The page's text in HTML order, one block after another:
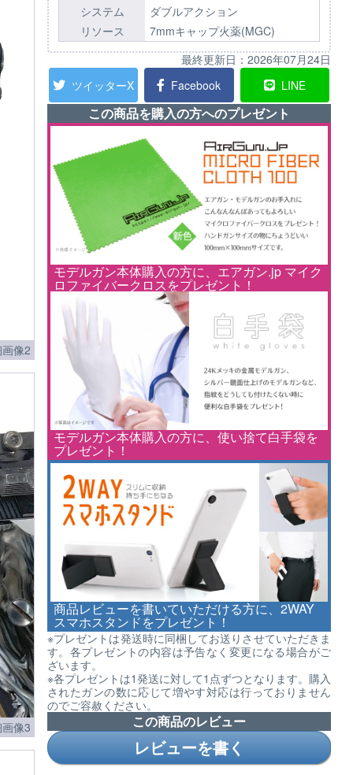
システム
ダブルアクション
リソース
7mmキャップ火薬(MGC)
最終更新日： 2026年07月24日
ツイッターX
Facebook LINE
この商品を購入の方へのプレゼント
モデルガン本体購入の方に、エアガン.jp マイク
ロファイバークロスをプレゼント！
モデルガン本体購入の方に、使い捨て白手袋を
プレゼント！
商品レビューを書いていただける方に、2WAY
スマホスタンドをプレゼント！
※プレゼントは発送時に同梱してお送りさせていただきま
す。各プレゼントの内容は予告なく変更になる場合がご
ざいます。
※各プレゼントは1発送に対して1点ずつとなります。購入
されたガンの数に応じて増やす対応は行っておりません
のでご容赦ください。
この商品のレビュー
レビューを書く
像2
像3